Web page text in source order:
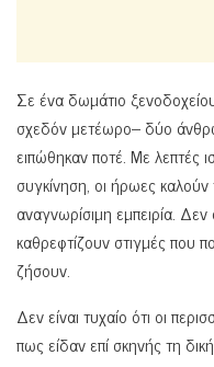
Σε ένα δωμάτιο
σχεδόν μετέωρο– δύο
ειπώθηκαν ποτέ. Με λεπτές
συγκίνηση, οι ήρωες
αναγνωρίσιμη εμπειρία.
καθρεφτίζουν στιγμές που
ζήσουν.
Δεν είναι τυχαίο ότι οι
πως είδαν επί σκηνής τη